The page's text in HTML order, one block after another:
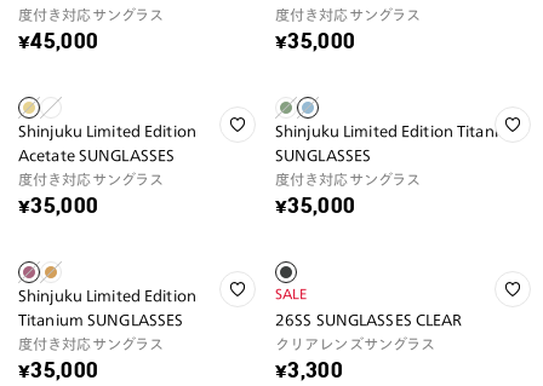
度付き対応サングラス
¥45,000
度付き対応サングラス
¥35,000
Shinjuku Limited Edition
Acetate SUNGLASSES
度付き対応サングラス
¥35,000
Shinjuku Limited Edition Titanium
SUNGLASSES
度付き対応サングラス
¥35,000
Shinjuku Limited Edition
Titanium SUNGLASSES
度付き対応サングラス
¥35,000
SALE
26SS SUNGLASSES CLEAR
クリアレンズサングラス
¥3,300